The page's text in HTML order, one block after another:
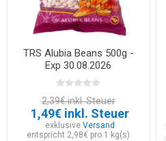
TRS Alubia Beans 500g -
Exp 30.08.2026
2,39€ inkl. Steuer
1,49€ inkl. Steuer
exklusiveVersand
entspricht 2,98€ pro 1 kg(s)